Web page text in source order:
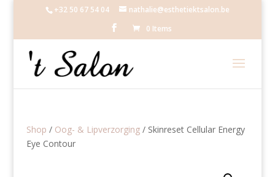
+32 50 67 54 04
nathalie@esthetiektsalon.be
0 Items
Shop / Oog- & Lipverzorging/ Skinreset Cellular Energy
Eye Contour